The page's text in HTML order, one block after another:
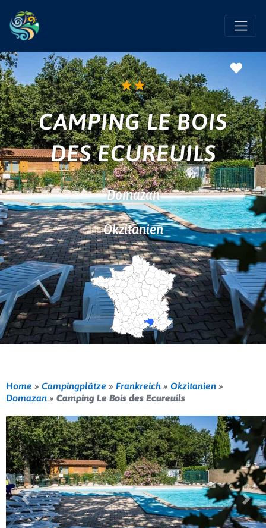
★★
CAMPING LE BOIS
DES ECUREUILS
Domazan
Okzitanien
Home » Campingplätze » Frankreich » Okzitanien »
Domazan » Camping Le Bois des Ecureuils
Vorherige